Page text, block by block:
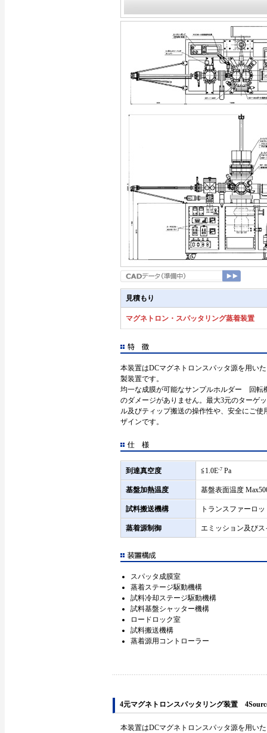
見積もり
マグネトロン・スパッタリング蒸着装置
本装置はDCマグネトロンスパッタ源を用い
製装置です。
均一な成膜が可能なサンプルホルダー 回転
のダメージがありません。最大3元のターゲ
ル及びティップ搬送の操作性や、安全にご
ザインです。
到達真空度 ≦1.0E-7 Pa
基盤加熱温度 基盤表面温度
試料搬送機構 トランスファーロ
蒸着源制御 エミッション及び
スパッタ成膜室
蒸着ステージ駆動機構
試料冷却ステージ駆動機構
試料基盤シャッター機構
ロードロック室
試料搬送機構
蒸着源用コントローラー
4元マグネトロンスパッタリング装置
本装置はDCマグネトロンスパッタ源を用い